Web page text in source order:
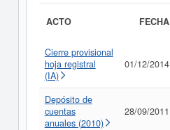
ACTO FECHA
Cierre provisional
hoja registral
(IA)
01/12/2014
Depósito de
cuentas
anuales (2010)
28/09/2011